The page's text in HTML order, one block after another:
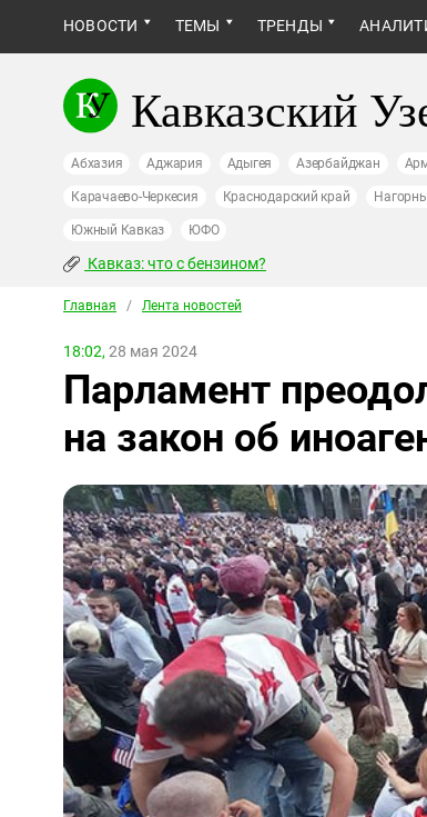
НОВОСТИ ТЕМЫ ТРЕНДЫ
Кавказский
Абхазия Аджария Адыгея Азербайджан
Карачаево-Черкесия Краснодарский край
Южный Кавказ ЮФО
Кавказ: что с бензином?
Главная / Лента новостей
18:02, 28 мая 2024
Парламент
на закон об